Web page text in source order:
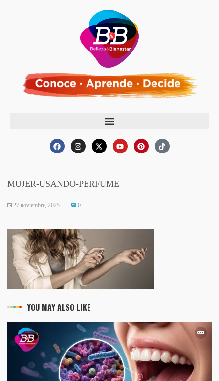
MUJER-USANDO-PERFUME
27 noviembre, 2025 0
YOU MAY ALSO LIKE